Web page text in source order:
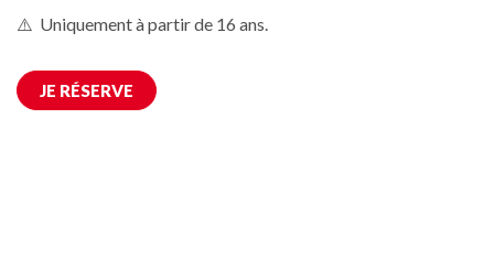
⚠️ Uniquement à partir de 16 ans.
JE RÉSERVE